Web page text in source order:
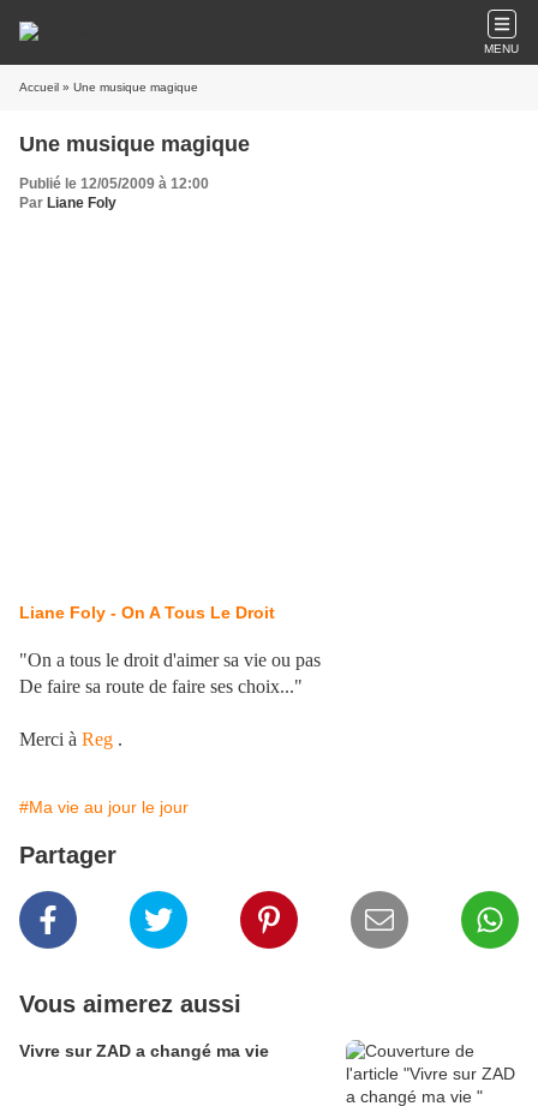
MENU
Accueil » Une musique magique
Une musique magique
Publié le 12/05/2009 à 12:00
Par Liane Foly
Liane Foly - On A Tous Le Droit
"On a tous le droit d'aimer sa vie ou pas
De faire sa route de faire ses choix..."
Merci à Reg .
#Ma vie au jour le jour
Partager
Vous aimerez aussi
Vivre sur ZAD a changé ma vie